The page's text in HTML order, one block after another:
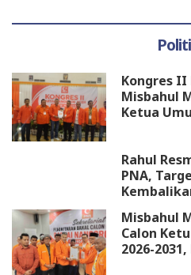
Kongres II
Misbahul
Ketua
Rahul
PNA,
Misbahul
Calon
2026-